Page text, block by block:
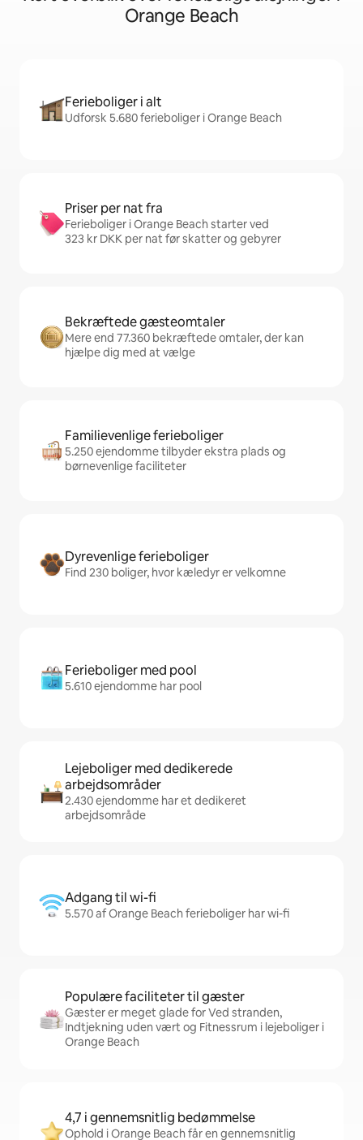
Orange Beach
Ferieboliger i alt
Udforsk 5.680 ferieboliger i Orange Beach
Priser per nat fra
Ferieboliger i Orange Beach starter ved
323 kr DKK per nat før skatter og gebyrer
Bekræftede gæsteomtaler
Mere end 77.360 bekræftede omtaler, der kan
hjælpe dig med at vælge
Familievenlige ferieboliger
5.250 ejendomme tilbyder ekstra plads og
børnevenlige faciliteter
Dyrevenlige ferieboliger
Find 230 boliger, hvor kæledyr er velkomne
Ferieboliger med pool
5.610 ejendomme har pool
Lejeboliger med dedikerede
arbejdsområder
2.430 ejendomme har et dedikeret
arbejdsområde
Adgang til wi-fi
5.570 af Orange Beach ferieboliger har wi-fi
Populære faciliteter til gæster
Gæster er meget glade for Ved stranden,
Indtjekning uden vært og Fitnessrum i lejeboliger i
Orange Beach
4,7 i gennemsnitlig bedømmelse
Ophold i Orange Beach får en gennemsnitlig